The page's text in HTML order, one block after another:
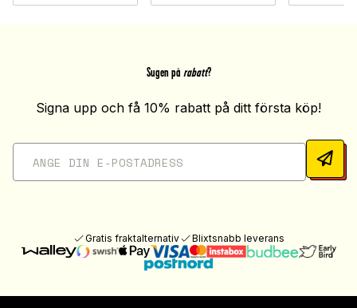
Sugen på rabatt?
Signa upp och få 10% rabatt på ditt första köp!
Gratis fraktalternativ Blixtsnabb leverans